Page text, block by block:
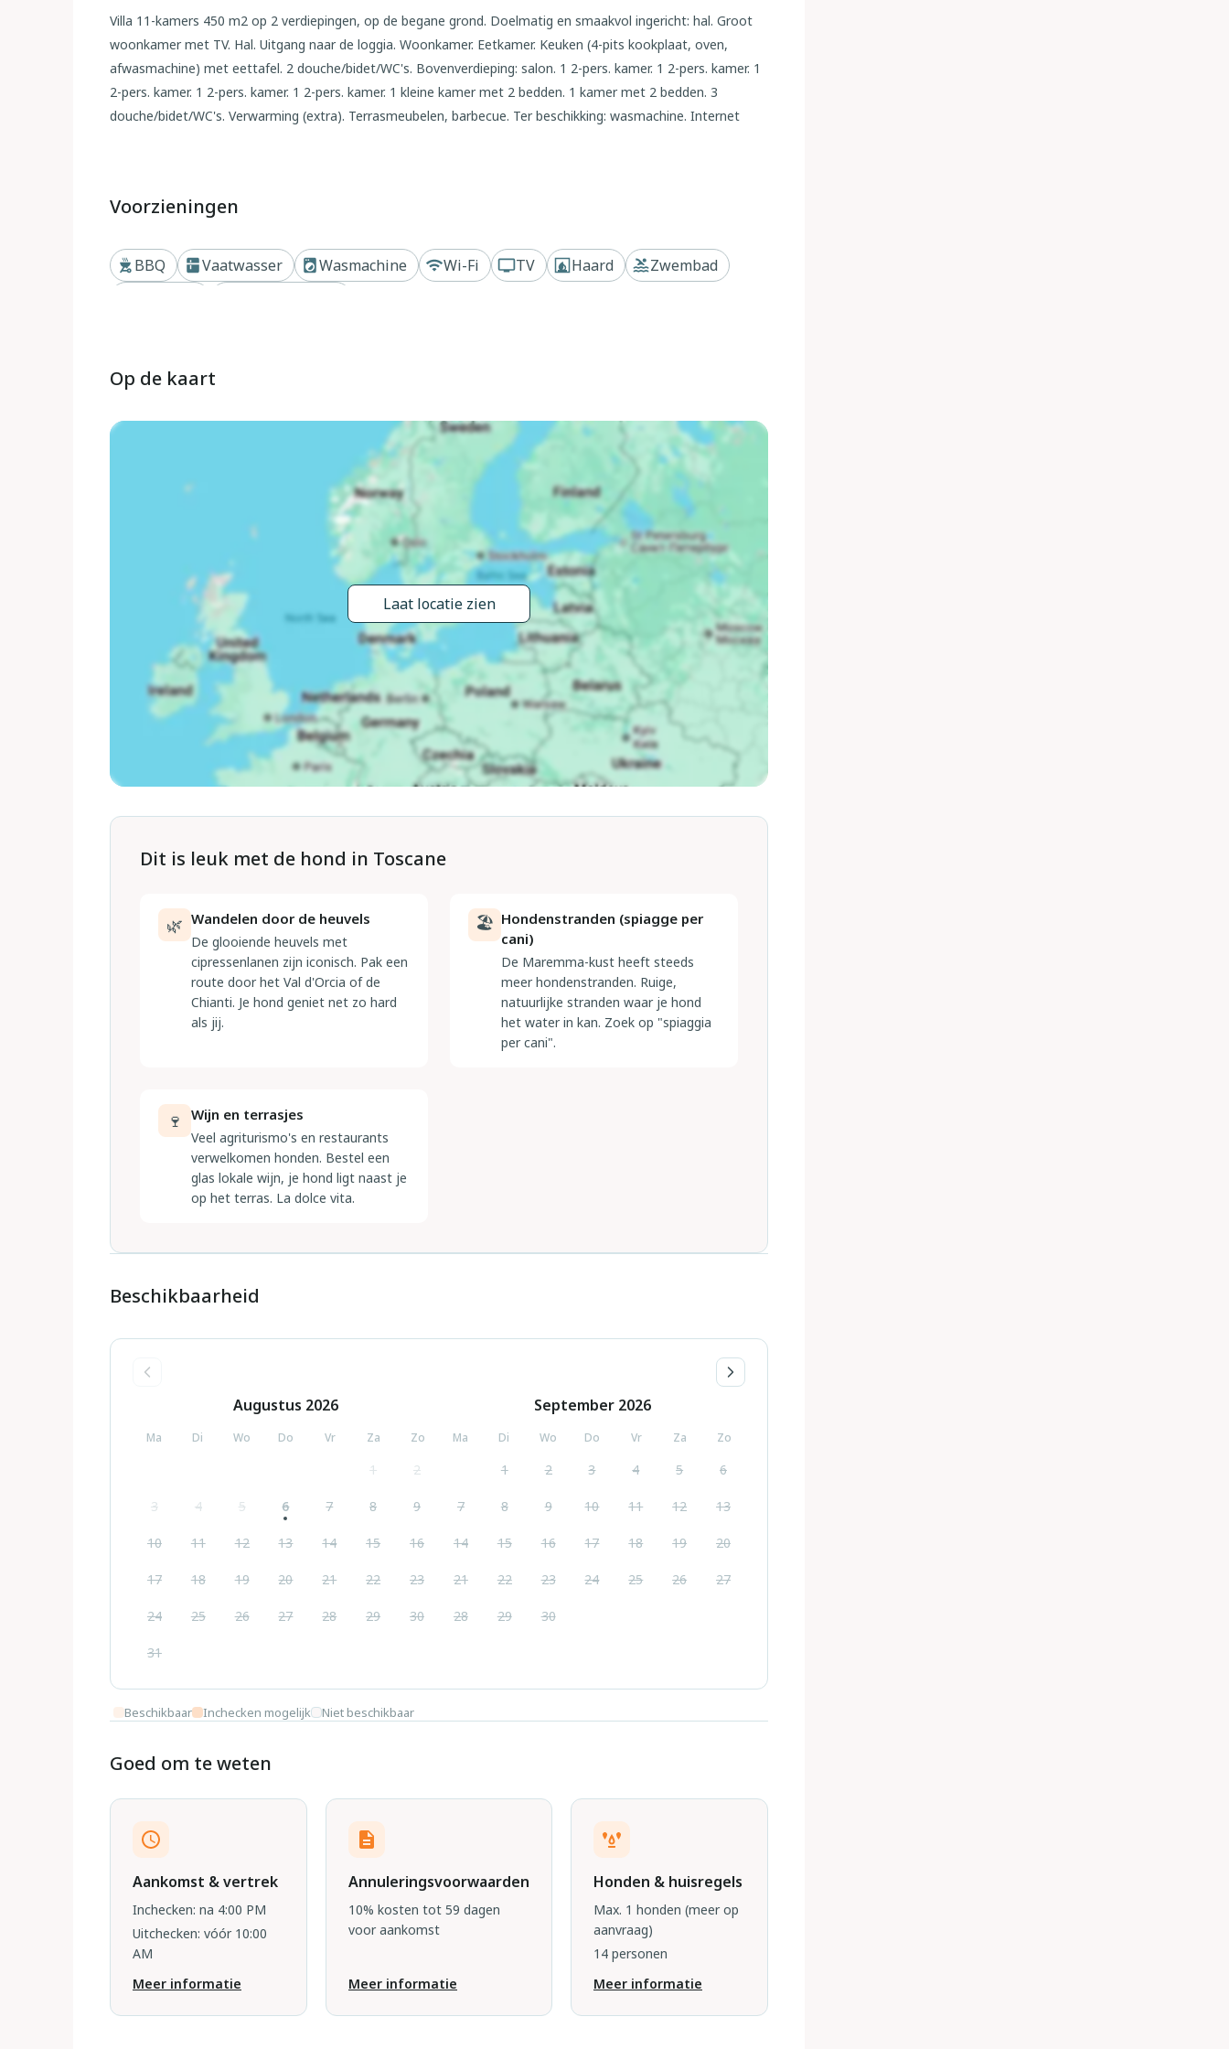
Villa 11-kamers 450 m2 op 2 verdiepingen, op de begane grond. Doelmatig en smaakvol ingericht: hal. Groot
woonkamer met TV. Hal. Uitgang naar de loggia. Woonkamer. Eetkamer. Keuken (4-pits kookplaat, oven,
afwasmachine) met eettafel. 2 douche/bidet/WC's. Bovenverdieping: salon. 1 2-pers. kamer. 1 2-pers. kamer. 1
2-pers. kamer. 1 2-pers. kamer. 1 2-pers. kamer. 1 kleine kamer met 2 bedden. 1 kamer met 2 bedden. 3
douche/bidet/WC's. Verwarming (extra). Terrasmeubelen, barbecue. Ter beschikking: wasmachine. Internet
18 km van het centrum van Montecatinit Terme, 45 km van het centrum van Firenze, geïsoleerde, rustige,
zonnige ligging. Voor alleengebruik: tuin 4.000 m2 (omheind), openluchtzwembad (5 x 10 m, 150 cm diepte,
Levensmiddelenwinkel 2 km, bushalte 1 km, treinstation "Empoli" 15 km, zandstrand "Viareggio - Forte dei
Marmi" 65 km, thermaalbad "Montecatini Terme" 15 km. Golfterrein (18 holes) 10 km, manege 8 km.
Casciano in Val di Pesa 40 km. Lokale verkoop van streekproducten. Op doordeweekse dagen zal het
zwembad en de tuin verzorgd worden tussen 08:00 en 10:00. Op aanvraag is de vakantiewoning te boeken
voor totaal 18 personen (referentie IT5220.980.2). Indien de woning voor 18 personen wordt geboekt, kan er
gebruik gemaakt worden van een aangebouwd appartement aan de vakantiewoning voor 4 personen met een
Voorzieningen
BBQ Vaatwasser Wasmachine Wi-Fi TV Haard
Zwembad
Op de kaart
Laat locatie zien
Dit is leuk met de hond in Toscane
🌿 Wandelen door de heuvels
De glooiende heuvels met
cipressenlanen zijn iconisch. Pak een
route door het Val d'Orcia of de
Chianti. Je hond geniet net zo hard
als jij.
🏖 Hondenstranden (spiagge per
cani)
De Maremma-kust heeft steeds
meer hondenstranden. Ruige,
natuurlijke stranden waar je hond
het water in kan. Zoek op "spiaggia
per cani".
🍷 Wijn en terrasjes
Veel agriturismo's en restaurants
verwelkomen honden. Bestel een
glas lokale wijn, je hond ligt naast je
op het terras. La dolce vita.
Beschikbaarheid
Augustus 2026
Ma Di Wo Do Vr Za Zo
1 2
3 4 5 6 7 8 9
10 11 12 13 14 15 16
17 18 19 20 21 22 23
24 25 26 27 28 29 30
31
September 2026
Ma Di Wo Do Vr Za Zo
1 2 3 4 5 6
7 8 9 10 11 12 13
14 15 16 17 18 19 20
21 22 23 24 25 26 27
28 29 30
Beschikbaar Inchecken mogelijk Niet beschikbaar
Goed om te weten
Aankomst & vertrek
Inchecken: na 4:00 PM
Uitchecken: vóór 10:00
AM
Meer informatie
Annuleringsvoorwaarden
10% kosten tot 59 dagen
voor aankomst
Meer informatie
Honden & huisregels
Max. 1 honden (meer op
aanvraag)
14 personen
Meer informatie